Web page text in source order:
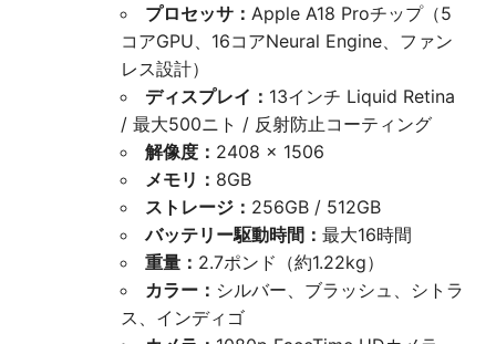
プロセッサ： Apple A18 Proチップ（5
コアGPU、16コアNeural Engine、ファン
レス設計）
ディスプレイ： 13インチ Liquid Retina
/ 最大500ニト / 反射防止コーティング
解像度： 2408 × 1506
メモリ： 8GB
ストレージ： 256GB / 512GB
バッテリー駆動時間： 最大16時間
重量： 2.7ポンド（約1.22kg）
カラー： シルバー、ブラッシュ、シトラ
ス、インディゴ